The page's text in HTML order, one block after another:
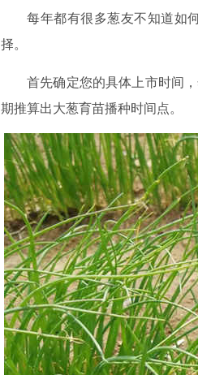
每年都有很多葱友不知道如
择。
首先确定您的具体上市时间
期推算出大葱育苗播种时间点。